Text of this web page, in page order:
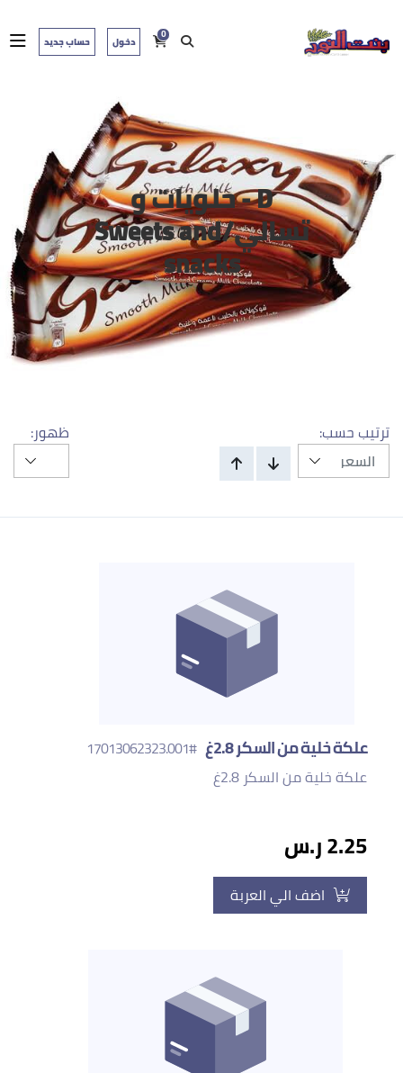
0 دخول حساب جديد
D - حلويات و
تسالي/Sweets and
snacks
ترتيب حسب: ظهور:
علكة خلية من السكر 2.8غ
#17013062323.001
علكة خلية من السكر 2.8غ
2.25 ر.س
اضف الي العربة